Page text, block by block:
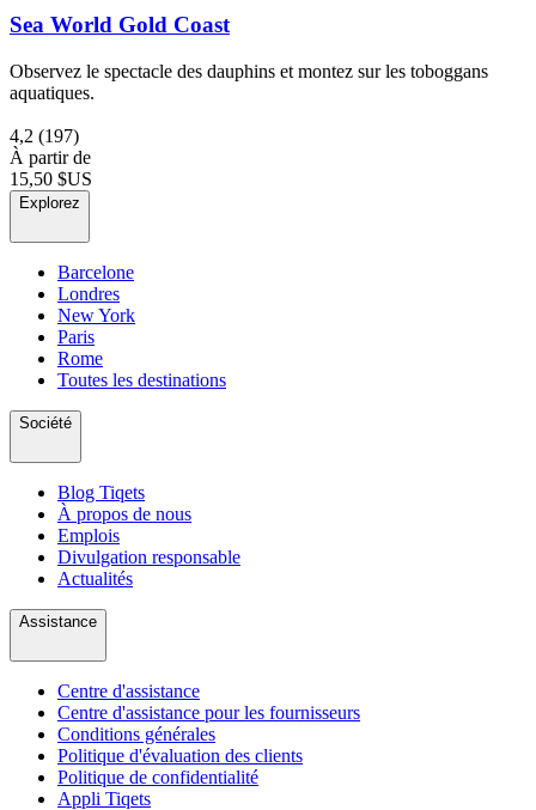
Sea World Gold Coast
Observez le spectacle des dauphins et montez sur les toboggans
aquatiques.
4,2 (197)
À partir de
15,50 $US
Explorez
Barcelone
Londres
New York
Paris
Rome
Toutes les destinations
Société
Blog Tiqets
À propos de nous
Emplois
Divulgation responsable
Actualités
Assistance
Centre d'assistance
Centre d'assistance pour les fournisseurs
Conditions générales
Politique d'évaluation des clients
Politique de confidentialité
Appli Tiqets